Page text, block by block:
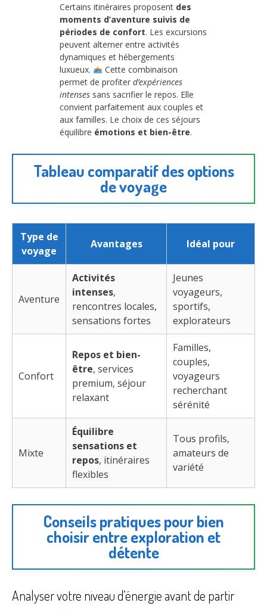
Certains itinéraires proposent des
moments d’aventure suivis de
périodes de confort. Les excursions
peuvent alterner entre activités
dynamiques et hébergements
luxueux.
Cette combinaison
permet de profiter d’expériences
intenses sans sacrifier le repos. Elle
convient parfaitement aux couples et
aux familles. Le choix de ces séjours
équilibre émotions et bien-être.
Tableau comparatif des options
de voyage
Type de
voyage
Avantages Idéal pour
Aventure
Activités
intenses,
rencontres locales,
sensations fortes
Jeunes
voyageurs,
sportifs,
explorateurs
Confort
Repos et bien-
être, services
premium, séjour
relaxant
Familles,
couples,
voyageurs
recherchant
sérénité
Mixte
Équilibre
sensations et
repos, itinéraires
flexibles
Tous profils,
amateurs de
variété
Conseils pratiques pour bien
choisir entre exploration et
détente
Analyser votre niveau d’énergie avant de partir